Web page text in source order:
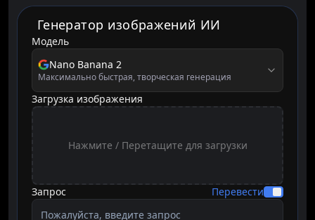
Генератор изображений ИИ
Модель
model
Nano Banana 2
Максимально быстрая, творческая генерация
Загрузка изображения
Нажмите / Перетащите для загрузки
Запрос Перевести